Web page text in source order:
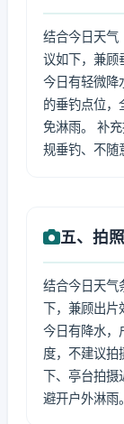
结合今日天气
议如下，兼顾
今日有轻微降
的垂钓点位，
免淋雨。 补
规垂钓、不随
五、拍
结合今日天气
下，兼顾出片
今日有降水，
度，不建议拍
下、亭台拍摄
避开户外淋雨。